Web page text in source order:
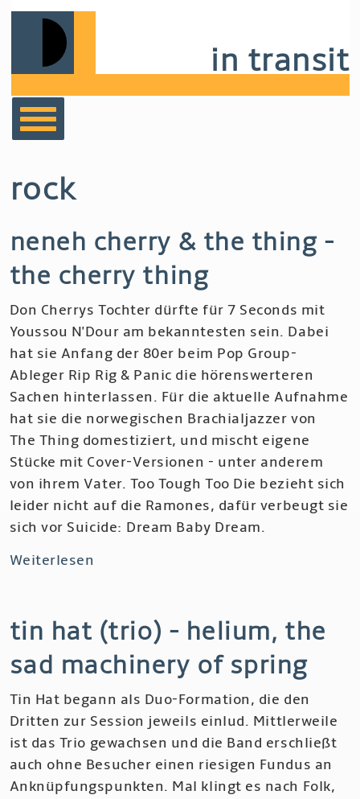
Skip
navigation
in transit
musik
rock
neneh cherry & the thing -
the cherry thing
Don Cherrys Tochter dürfte für 7 Seconds mit
Youssou N'Dour am bekanntesten sein. Dabei
hat sie Anfang der 80er beim Pop Group-
Ableger Rip Rig & Panic die hörenswerteren
Sachen hinterlassen. Für die aktuelle Aufnahme
hat sie die norwegischen Brachialjazzer von
The Thing domestiziert, und mischt eigene
Stücke mit Cover-Versionen - unter anderem
von ihrem Vater. Too Tough Too Die bezieht sich
leider nicht auf die Ramones, dafür verbeugt sie
sich vor Suicide: Dream Baby Dream.
Weiterlesen
&
the
Thing
The
Cherry
Thing
tin hat (trio) - helium, the
sad machinery of spring
Tin Hat begann als Duo-Formation, die den
Dritten zur Session jeweils einlud. Mittlerweile
ist das Trio gewachsen und die Band erschließt
auch ohne Besucher einen riesigen Fundus an
Anknüpfungspunkten. Mal klingt es nach Folk,